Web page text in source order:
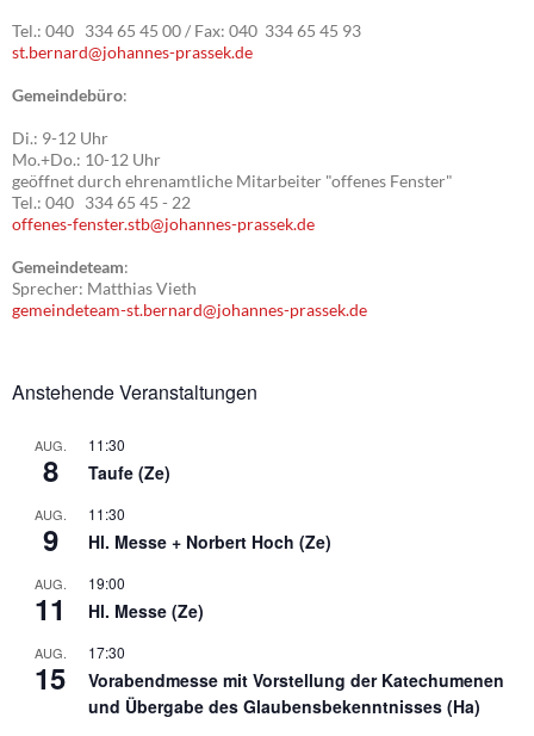
Tel.: 040 334 65 45 00 / Fax: 040 334 65 45 93
st.bernard@johannes-prassek.de
Gemeindebüro:
Di.: 9-12 Uhr
Mo.+Do.: 10-12 Uhr
geöffnet durch ehrenamtliche Mitarbeiter "offenes Fenster"
Tel.: 040 334 65 45 - 22
offenes-fenster.stb@johannes-prassek.de
Gemeindeteam:
Sprecher: Matthias Vieth
gemeindeteam-st.bernard@johannes-prassek.de
Anstehende Veranstaltungen
AUG.
8
11:30
Taufe (Ze)
AUG.
9
11:30
Hl. Messe + Norbert Hoch (Ze)
AUG.
11
19:00
Hl. Messe (Ze)
AUG.
15
17:30
Vorabendmesse mit Vorstellung der Katechumenen
und Übergabe des Glaubensbekenntnisses (Ha)